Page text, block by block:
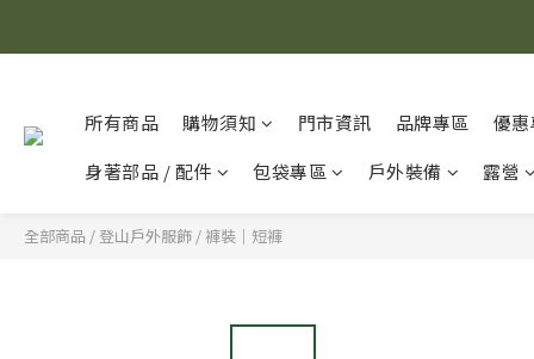
所有商品 購物須知 門市資訊 品牌專區
優
身著部品 / 配件
包袋專區 戶外裝備 露營
全部商品 / 登山戶外服飾 /褲裝｜短褲